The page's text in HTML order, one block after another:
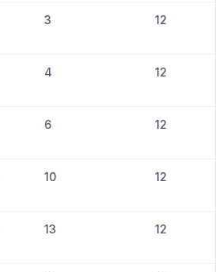
3 12
4 12
6 12
10 12
13 12